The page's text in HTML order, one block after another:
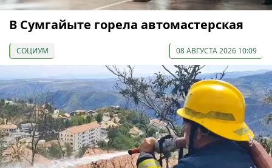
В Сумгайыте горела автомастерская
СОЦИУМ 08 АВГУСТА 2026 10:09